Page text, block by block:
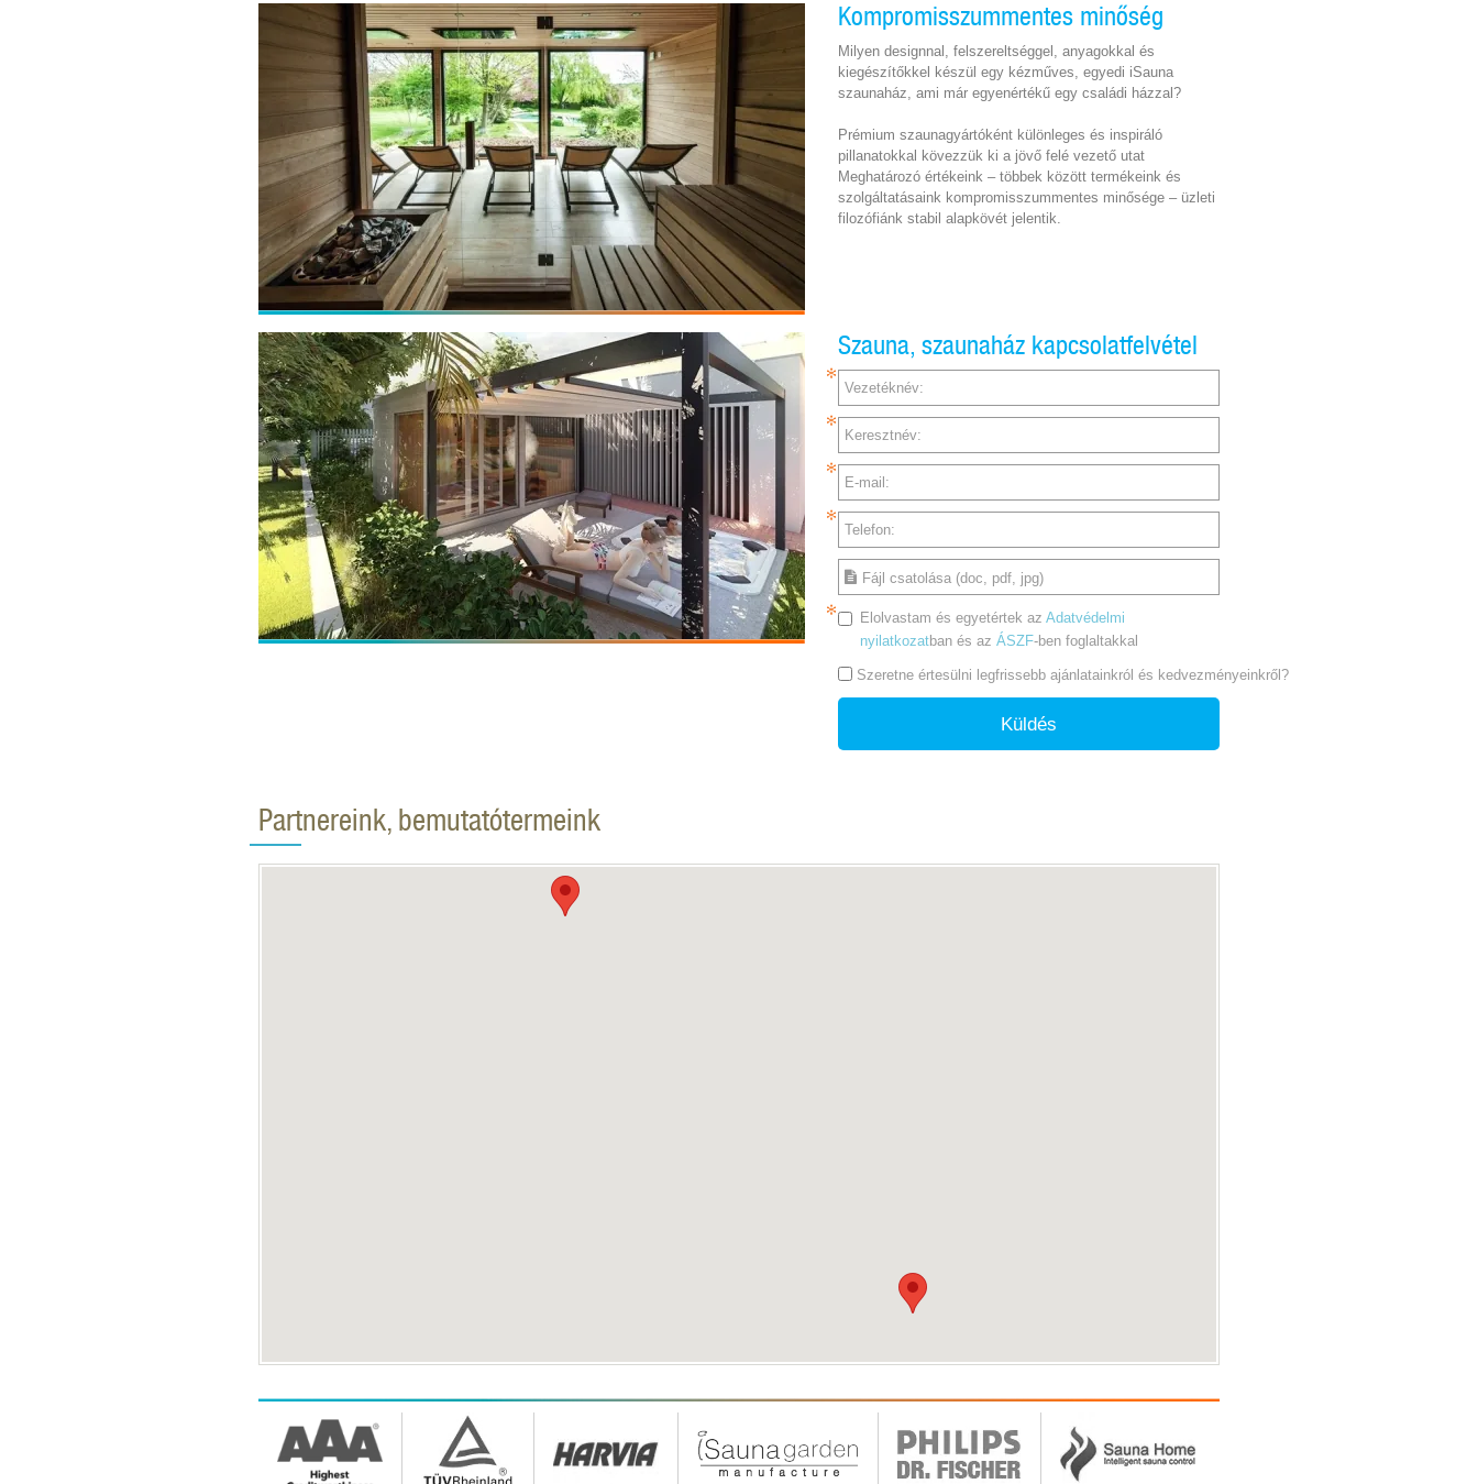
Kompromisszummentes minőség
Milyen designnal, felszereltséggel, anyagokkal és
kiegészítőkkel készül egy kézműves, egyedi iSauna
szaunaház, ami már egyenértékű egy családi házzal?
Prémium szaunagyártóként különleges és inspiráló
pillanatokkal kövezzük ki a jövő felé vezető utat
Meghatározó értékeink – többek között termékeink és
szolgáltatásaink kompromisszummentes minősége – üzleti
filozófiánk stabil alapkövét jelentik.
Szauna, szaunaház kapcsolatfelvétel
Vezetéknév:
Keresztnév:
E-mail:
Telefon:
Fájl csatolása (doc, pdf, jpg)
Elolvastam és egyetértek azAdatvédelmi
nyilatkozatban és azÁSZF-ben foglaltakkal
Szeretne értesülni legfrissebb ajánlatainkról és kedvezményeinkről?
Küldés
Partnereink, bemutatótermeink